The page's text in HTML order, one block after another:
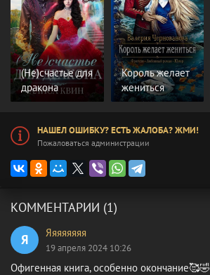
(Не)счастье для
дракона
Король желает
жениться
НАШЕЛ ОШИБКУ? ЕСТЬ ЖАЛОБА? ЖМИ!
Пожаловаться администрации
КОММЕНТАРИИ (1)
Я Яяяяяяяя
19 апреля 2024 10:26
Офигенная книга, особенно окончание🥰🤣